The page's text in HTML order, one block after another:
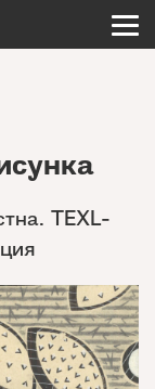
TEXL-